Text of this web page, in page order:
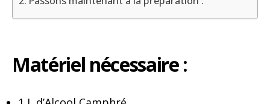
Matériel nécessaire :